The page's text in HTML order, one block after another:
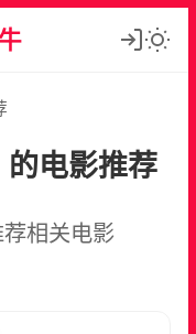
电影推荐
相关电影